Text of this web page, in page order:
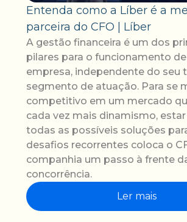
Entenda como a Líber é a
parceira do CFO | Líber
A gestão financeira é um dos
pilares para o funcionamento
empresa, independente do seu
segmento de atuação. Para se
competitivo em um mercado
cada vez mais dinamismo,
todas as possíveis soluções
desafios recorrentes coloca o
companhia um passo à frente
concorrência.
Ler mais